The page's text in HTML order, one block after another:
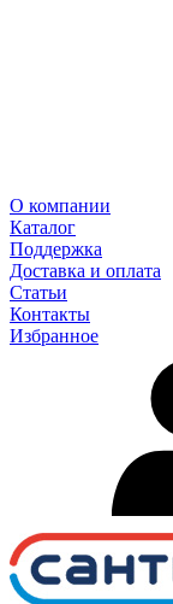
О компании
Каталог
Поддержка
Доставка и оплата
Статьи
Контакты
Избранное